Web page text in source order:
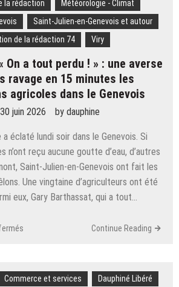
animal
Olivier
Barras
défend
un
équipement
qu’il
juge
à
l’agriculture
départementale
la rédaction
Météorologie - Climat
Saint-Julien-en-Genevois et autour
de la rédaction 74
Viry
On a tout perdu ! » : une averse
ravage en 15 minutes les
agricoles dans le Genevois
30 juin 2026 by dauphine
éclaté lundi soir dans le Genevois. Si
n’ont reçu aucune goutte d’eau, d’autres
Saint-Julien-en-Genevois ont fait les
Une vingtaine d’agriculteurs ont été
eux, Gary Barthassat, qui a tout…
a
Continue Reading
Commerce et services
Dauphiné Libéré